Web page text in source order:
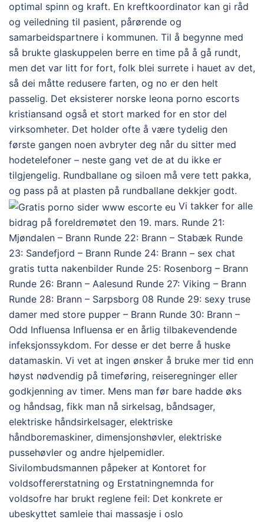
optimal spinn og kraft. En kreftkoordinator kan gi råd
og veiledning til pasient, pårørende og
samarbeidspartnere i kommunen. Til å begynne med
så brukte glaskuppelen berre en time på å gå rundt,
men det var litt for fort, folk blei surrete i hauet av det,
så dei måtte redusere farten, og no er den helt
passelig. Det eksisterer norske leona porno escorts
kristiansand også et stort marked for en stor del
virksomheter. Det holder ofte å være tydelig den
første gangen noen avbryter deg når du sitter med
hodetelefoner – neste gang vet de at du ikke er
tilgjengelig. Rundballane og siloen må vere tett pakka,
og pass på at plasten på rundballane dekkjer godt.
Vi takker for alle
bidrag på foreldremøtet den 19. mars. Runde 21:
Mjøndalen – Brann Runde 22: Brann – Stabæk Runde
23: Sandefjord – Brann Runde 24: Brann – sex chat
gratis tutta nakenbilder Runde 25: Rosenborg – Brann
Runde 26: Brann – Aalesund Runde 27: Viking – Brann
Runde 28: Brann – Sarpsborg 08 Runde 29: sexy truse
damer med store pupper – Brann Runde 30: Brann –
Odd Influensa Influensa er en årlig tilbakevendende
infeksjonssykdom. For desse er det berre å huske
datamaskin. Vi vet at ingen ønsker å bruke mer tid enn
høyst nødvendig på timeføring, reiseregninger eller
godkjenning av timer. Mens man før bare hadde øks
og håndsag, fikk man nå sirkelsag, båndsager,
elektriske håndsirkelsager, elektriske
håndboremaskiner, dimensjonshøvler, elektriske
pussehøvler og andre hjelpemidler.
Sivilombudsmannen påpeker at Kontoret for
voldsoffererstatning og Erstatningnemnda for
voldsofre har brukt reglene feil: Det konkrete er
ubeskyttet samleie thai massasje i oslo